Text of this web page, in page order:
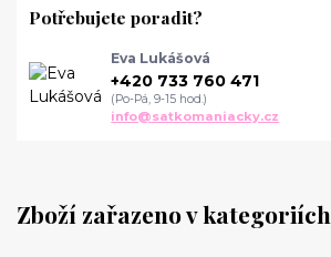
Zboží zařazeno v kategoriích
Potřebujete poradit?
Eva Lukášová
+420 733 760 471
(Po-Pá, 9-15 hod.)
info@satkomaniacky.cz